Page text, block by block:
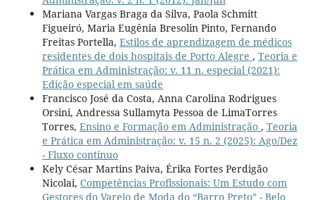
Mariana Vargas Braga da Silva, Paola Schmitt
Figueiró, Maria Eugênia Bresolin Pinto, Fernando
Freitas Portella, Estilos de aprendizagem de médicos
residentes de dois hospitais de Porto Alegre , Teoria e
Prática em Administração: v. 11 n. especial (2021):
Edição especial em saúde
Francisco José da Costa, Anna Carolina Rodrigues
Orsini, Andressa Sullamyta Pessoa de LimaTorres
Torres, Ensino e Formação em Administração , Teoria
e Prática em Administração: v. 15 n. 2 (2025): Ago/Dez
- Fluxo contínuo
Kely César Martins Paiva, Érika Fortes Perdigão
Nicolai, Competências Profissionais: Um Estudo com
Gestores do Varejo de Moda do “Barro Preto” - Belo